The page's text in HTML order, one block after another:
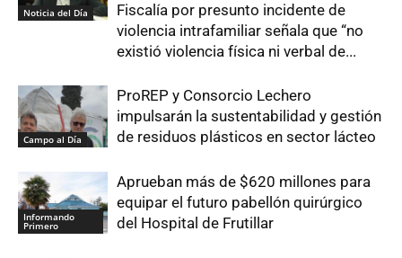
Noticia del Día
Fiscalía por presunto incidente de
violencia intrafamiliar señala que “no
existió violencia física ni verbal de...
Campo al Día
ProREP y Consorcio Lechero
impulsarán la sustentabilidad y gestión
de residuos plásticos en sector lácteo
Informando
Primero
Aprueban más de $620 millones para
equipar el futuro pabellón quirúrgico
del Hospital de Frutillar